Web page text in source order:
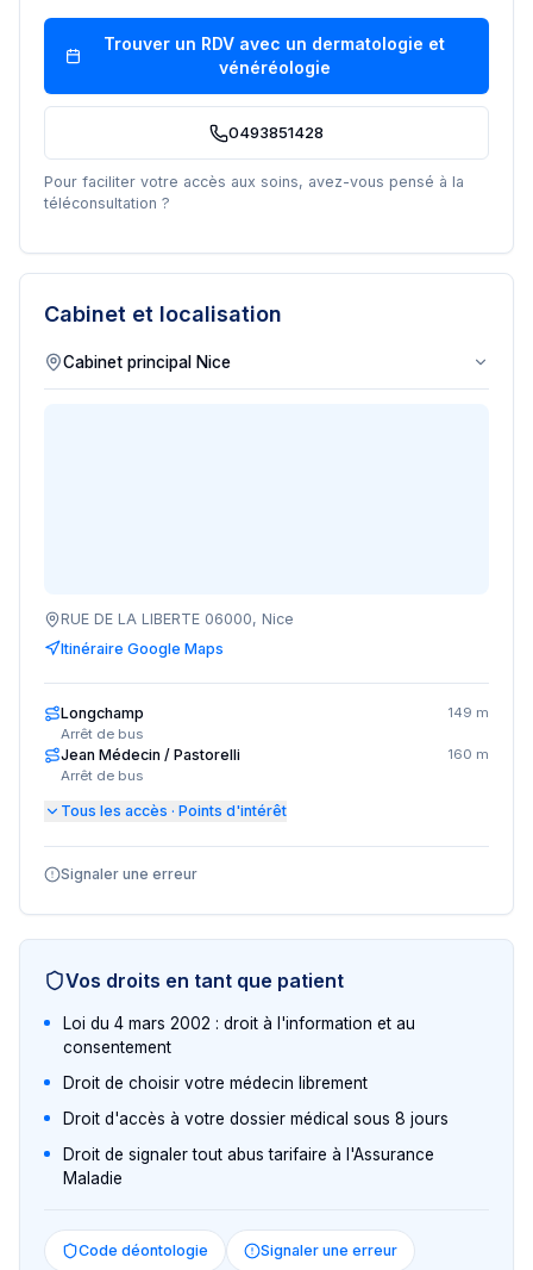
Trouver un RDV avec un dermatologie et
vénéréologie
0493851428
Pour faciliter votre accès aux soins, avez-vous pensé à la
téléconsultation ?
Cabinet et localisation
RUE DE LA LIBERTE 06000, Nice
Itinéraire Google Maps
Longchamp
Arrêt de bus
149 m
Jean Médecin / Pastorelli
Arrêt de bus
160 m
Tous les accès · Points d'intérêt
Signaler une erreur
Vos droits en tant que patient
Loi du 4 mars 2002 : droit à l'information et au
consentement
Droit de choisir votre médecin librement
Droit d'accès à votre dossier médical sous 8 jours
Droit de signaler tout abus tarifaire à l'Assurance
Maladie
Code déontologie Signaler une erreur